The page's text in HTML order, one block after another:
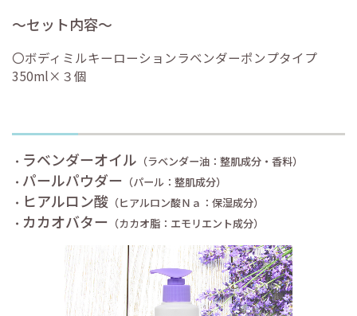
〜セット内容〜
〇ボディミルキーローションラベンダーポンプタイプ
350ml×３個
・ ラベンダーオイル （ラベンダー油：整肌成分・香料）
・ パールパウダー （パール：整肌成分）
・ ヒアルロン酸（ヒアルロン酸Ｎａ：保湿成分）
・ カカオバター （カカオ脂：エモリエント成分）